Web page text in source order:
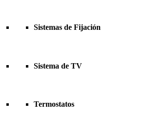
Sistemas de Fijación
Sistema de TV
Termostatos